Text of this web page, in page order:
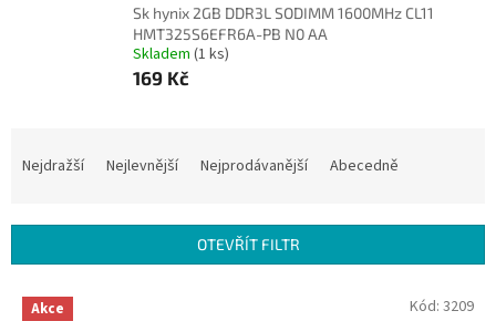
Sk hynix 2GB DDR3L SODIMM 1600MHz CL11
HMT325S6EFR6A-PB N0 AA
Skladem (1 ks)
169 Kč
í
Nejdražší Nejlevnější Nejprodávanější Abecedně
OTEVŘÍT FILTR
V Akce
Kód: 3209